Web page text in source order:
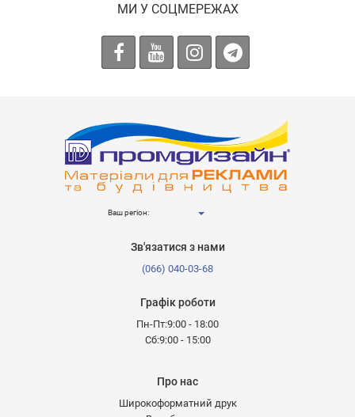
МИ У СОЦМЕРЕЖАХ
Ваш регіон:
Зв'язатися з нами
(066) 040-03-68
Графік роботи
Пн-Пт:9:00 - 18:00
Сб:9:00 - 15:00
Про нас
Широкоформатний друк